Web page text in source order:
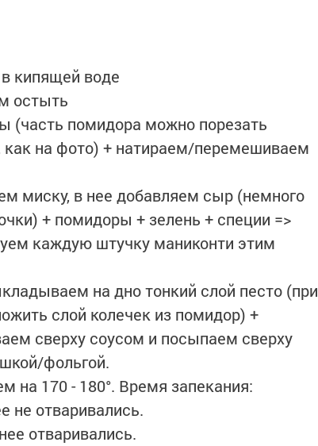
кипящей воде⠀
остыть⠀
(часть помидора можно порезать
как на фото) + натираем/перемешиваем
миску, в нее добавляем сыр (немного
+ помидоры + зелень + специи =>
каждую штучку маниконти этим
на дно тонкий слой песто (при
слой колечек из помидор) +
сверху соусом и посыпаем сверху
фольгой.⠀
на 170 - 180°. Время запекания:⠀
не отваривались.⠀
отваривались.⠀